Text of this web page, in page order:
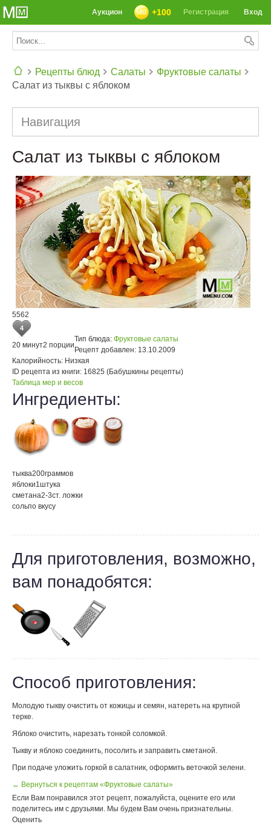
Вход
Регистрация
+100
Аукцион
Рецепты блюд Салаты
Фруктовые салаты
Салат из тыквы с яблоком
Навигация
Салат из тыквы с яблоком
5562
4
20 минут2 порции
Тип блюда: Фруктовые салаты
Рецепт добавлен: 13.10.2009
Калорийность: Низкая
ID рецепта из книги: 16825 (Бабушкины рецепты)
Таблица мер и весов
Ингредиенты:
тыква200граммов
яблоки1штука
сметана2-3ст. ложки
сольпо вкусу
Для приготовления, возможно,
вам понадобятся:
Способ приготовления:
Молодую тыкву очистить от кожицы и семян, натереть на крупной
терке.
Яблоко очистить, нарезать тонкой соломкой.
Тыкву и яблоко соединить, посолить и заправить сметаной.
При подаче уложить горкой в салатник, оформить веточкой зелени.
← Вернуться к рецептам «Фруктовые салаты»
Если Вам понравился этот рецепт, пожалуйста, оцените его или
поделитесь им с друзьями. Мы будем Вам очень признательны.
Оценить